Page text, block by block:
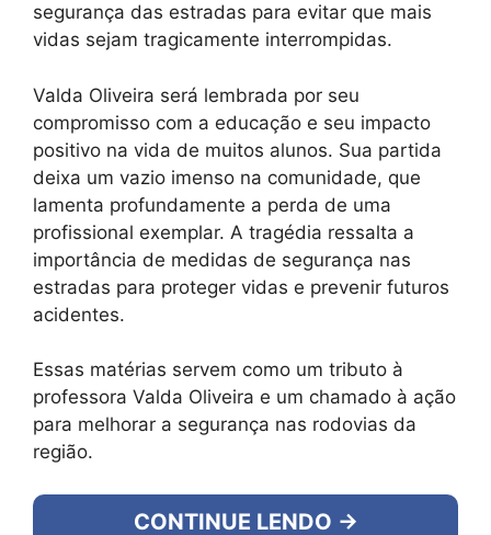
segurança das estradas para evitar que mais
vidas sejam tragicamente interrompidas.
Valda Oliveira será lembrada por seu
compromisso com a educação e seu impacto
positivo na vida de muitos alunos. Sua partida
deixa um vazio imenso na comunidade, que
lamenta profundamente a perda de uma
profissional exemplar. A tragédia ressalta a
importância de medidas de segurança nas
estradas para proteger vidas e prevenir futuros
acidentes.
Essas matérias servem como um tributo à
professora Valda Oliveira e um chamado à ação
para melhorar a segurança nas rodovias da
região.
CONTINUE LENDO →